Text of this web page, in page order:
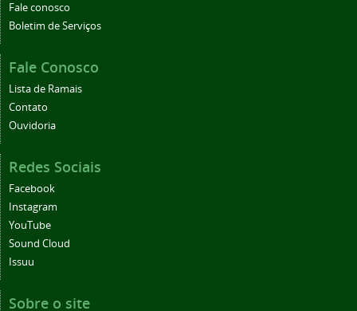
Fale conosco
Boletim de Serviços
Fale Conosco
Lista de Ramais
Contato
Ouvidoria
Redes Sociais
Facebook
Instagram
YouTube
Sound Cloud
Issuu
Sobre o site